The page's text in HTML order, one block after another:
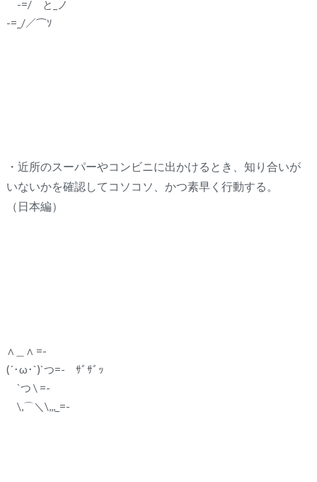
-=/ と_ノ
-=_/／⌒ｿ
・近所のスーパーやコンビニに出かけるとき、知り合いが
いないかを確認してコソコソ、かつ素早く行動する。
（日本編）
∧＿∧ =-
(´･ω･`)`つ=- ｻﾞｻﾞｯ
`つ \ =-
\,⌒＼\,,,_=-